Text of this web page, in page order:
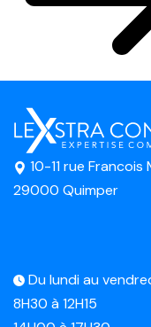
10-11 rue
29000 Quimper
Du lundi au
8H30 à 12H15